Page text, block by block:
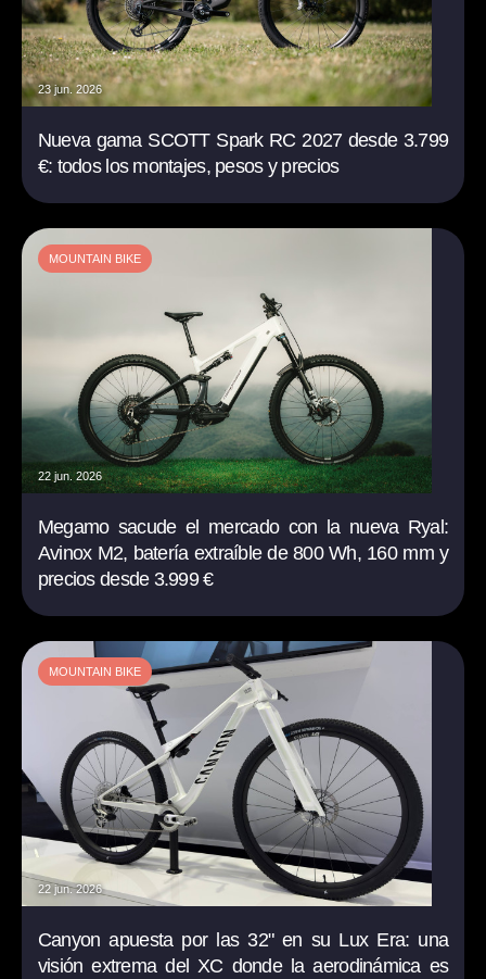
23 jun. 2026
Nueva gama SCOTT Spark RC 2027 desde 3.799
€: todos los montajes, pesos y precios
MOUNTAIN BIKE
22 jun. 2026
Megamo sacude el mercado con la nueva Ryal:
Avinox M2, batería extraíble de 800 Wh, 160 mm y
precios desde 3.999 €
MOUNTAIN BIKE
22 jun. 2026
Canyon apuesta por las 32" en su Lux Era: una
visión extrema del XC donde la aerodinámica es